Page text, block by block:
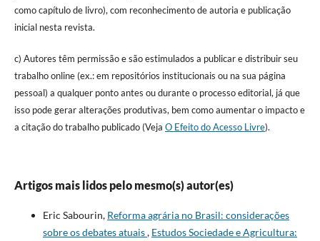
como capítulo de livro), com reconhecimento de autoria e publicação
inicial nesta revista.
c) Autores têm permissão e são estimulados a publicar e distribuir seu
trabalho online (ex.: em repositórios institucionais ou na sua página
pessoal) a qualquer ponto antes ou durante o processo editorial, já que
isso pode gerar alterações produtivas, bem como aumentar o impacto e
a citação do trabalho publicado (Veja O Efeito do Acesso Livre).
Artigos mais lidos pelo mesmo(s) autor(es)
Eric Sabourin, Reforma agrária no Brasil: considerações
sobre os debates atuais, Estudos Sociedade e Agricultura: